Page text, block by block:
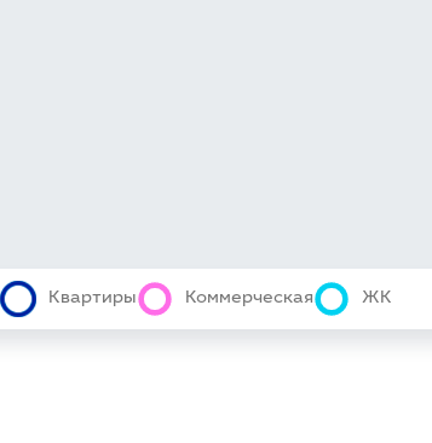
Квартиры Коммерческая ЖК